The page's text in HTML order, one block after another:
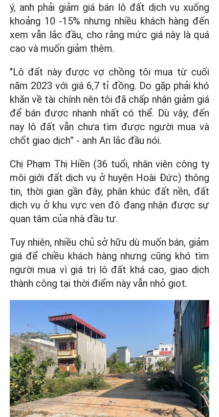
ý, anh phải giảm giá bán lô đất dịch vụ xuống
khoảng 10 -15% nhưng nhiều khách hàng đến
xem vẫn lắc đầu, cho rằng mức giá này là quá
cao và muốn giảm thêm.
"Lô đất này được vợ chồng tôi mua từ cuối
năm 2023 với giá 6,7 tỉ đồng. Do gặp phải khó
khăn về tài chính nên tôi đã chấp nhận giảm giá
để bán được nhanh nhất có thể. Dù vậy, đến
nay lô đất vẫn chưa tìm được người mua và
chốt giao dịch” - anh An lắc đầu nói.
Chị Phạm Thị Hiền (36 tuổi, nhân viên công ty
môi giới đất dịch vụ ở huyện Hoài Đức) thông
tin, thời gian gần đây, phân khúc đất nền, đất
dịch vụ ở khu vực ven đô đang nhận được sự
quan tâm của nhà đầu tư.
Tuy nhiên, nhiều chủ sở hữu dù muốn bán, giảm
giá để chiều khách hàng nhưng cũng khó tìm
người mua vì giá trị lô đất khá cao, giao dịch
thành công tại thời điểm này vẫn nhỏ giọt.